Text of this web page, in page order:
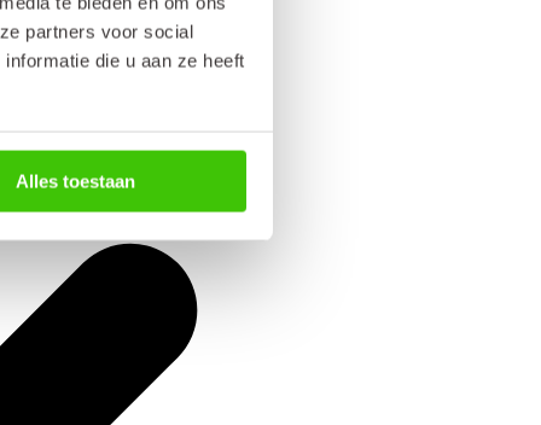
partners voor social
die u aan ze heeft
Alles toestaan